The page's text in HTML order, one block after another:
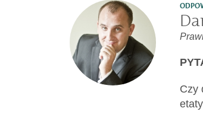
Dokumenty
Czy